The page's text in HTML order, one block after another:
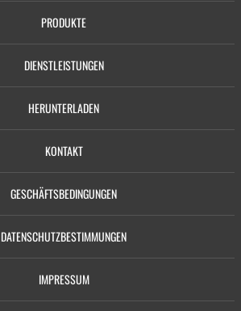
PRODUKTE
DIENSTLEISTUNGEN
HERUNTERLADEN
KONTAKT
GESCHÄFTSBEDINGUNGEN
DATENSCHUTZBESTIMMUNGEN
IMPRESSUM